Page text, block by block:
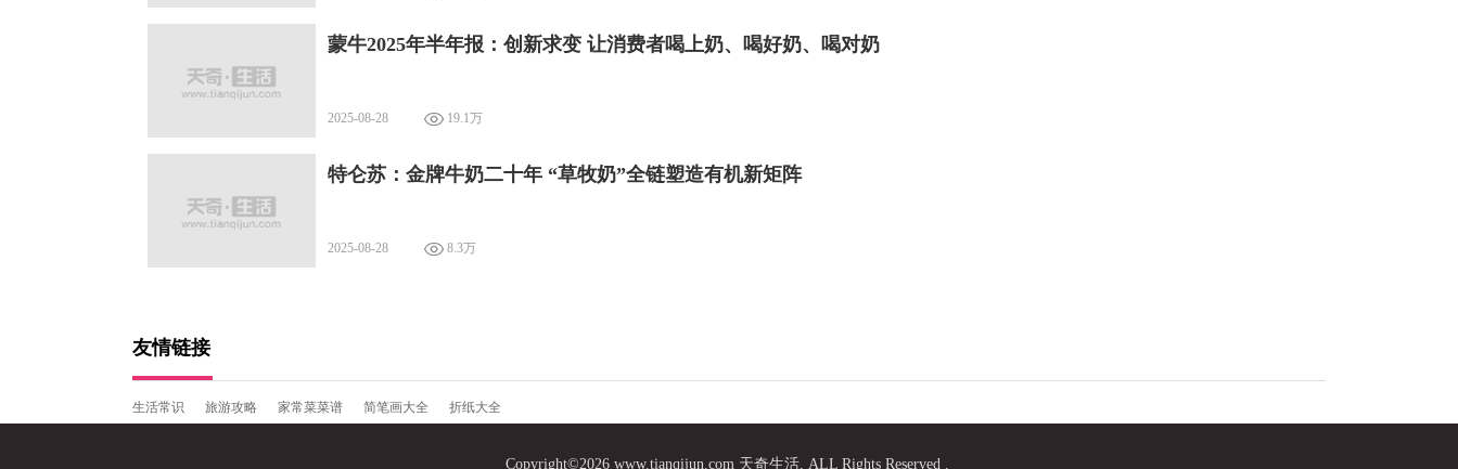
蒙牛2025年半年报：创新求变 让消费者喝上奶、喝好奶、喝对奶
2025-08-28 19.1万
特仑苏：金牌牛奶二十年 “草牧奶”全链塑造有机新矩阵
2025-08-28 8.3万
友情链接
生活常识 旅游攻略 家常菜菜谱 简笔画大全 折纸大全
Copyright©2026 www.tianqijun.com 天奇生活, ALL Rights Reserved .